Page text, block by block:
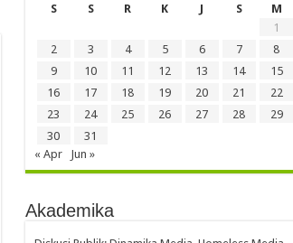
S
S R K J S
M
1
2
3 4 5 6 7
8
9
10 11 12 13 14
15
16
17 18 19 20 21
22
23
24 25 26 27 28
29
30
31
« Apr
Jun »
Akademika